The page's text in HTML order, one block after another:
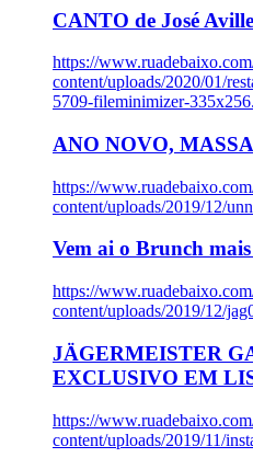
CANTO de José
https://
content/uploads/2020/01/
5709-fileminimizer-
ANO NOVO,
https://
content/uploads/2019/12/
Vem ai o Brunch
https://
content/uploads/2019/12/
JÄGERMEISTER
EXCLUSIVO EM
https://
content/uploads/2019/11/